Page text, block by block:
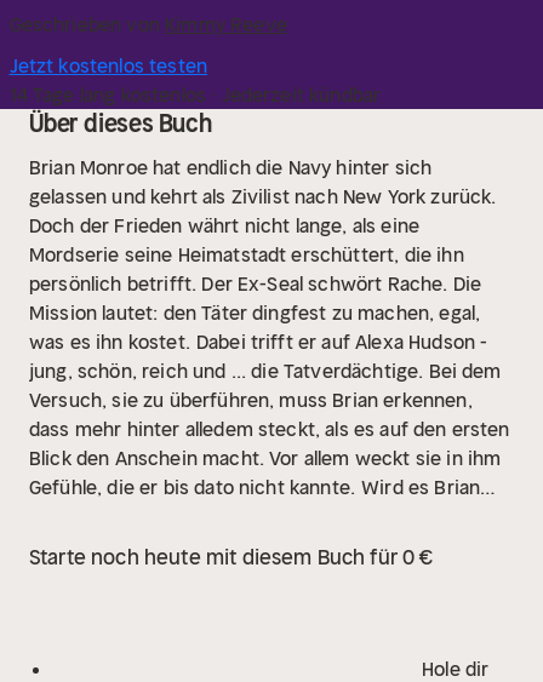
Geschrieben von Kimmy Reeve
Jetzt kostenlos testen
14 Tage lang kostenlos · Jederzeit kündbar
Über dieses Buch
Brian Monroe hat endlich die Navy hinter sich
gelassen und kehrt als Zivilist nach New York zurück.
Doch der Frieden währt nicht lange, als eine
Mordserie seine Heimatstadt erschüttert, die ihn
persönlich betrifft. Der Ex-Seal schwört Rache. Die
Mission lautet: den Täter dingfest zu machen, egal,
was es ihn kostet. Dabei trifft er auf Alexa Hudson -
jung, schön, reich und ... die Tatverdächtige. Bei dem
Versuch, sie zu überführen, muss Brian erkennen,
dass mehr hinter alledem steckt, als es auf den ersten
Blick den Anschein macht. Vor allem weckt sie in ihm
Gefühle, die er bis dato nicht kannte. Wird es Brian
der Lage, ihren Verführungskünsten zu widerstehen
Geheimnissen, die nur eine Person in vollem Umfang
Starte noch heute mit diesem Buch für 0 €
Hole dir